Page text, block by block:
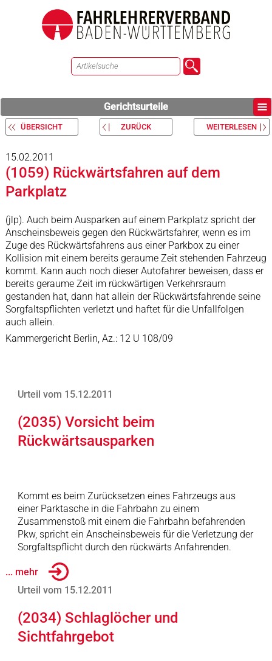
Gerichtsurteile
ÜBERSICHT ZURÜCK WEITERLESEN
15.02.2011
(1059) Rückwärtsfahren auf dem
Parkplatz
(jlp). Auch beim Ausparken auf einem Parkplatz spricht der
Anscheinsbeweis gegen den Rückwärtsfahrer, wenn es im
Zuge des Rückwärtsfahrens aus einer Parkbox zu einer
Kollision mit einem bereits geraume Zeit stehenden Fahrzeug
kommt. Kann auch noch dieser Autofahrer beweisen, dass er
bereits geraume Zeit im rückwärtigen Verkehrsraum
gestanden hat, dann hat allein der Rückwärtsfahrende seine
Sorgfaltspflichten verletzt und haftet für die Unfallfolgen
auch allein.
Kammergericht Berlin, Az.: 12 U 108/09
Urteil vom 15.12.2011
(2035) Vorsicht beim
Rückwärtsausparken
Kommt es beim Zurücksetzen eines Fahrzeugs aus
einer Parktasche in die Fahrbahn zu einem
Zusammenstoß mit einem die Fahrbahn befahrenden
Pkw, spricht ein Anscheinsbeweis für die Verletzung der
Sorgfaltspflicht durch den rückwärts Anfahrenden.
... mehr
Urteil vom 15.12.2011
(2034) Schlaglöcher und
Sichtfahrgebot